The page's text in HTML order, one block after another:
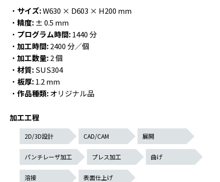
・ サイズ:W630 × D603 × H200 mm
・ 精度:± 0.5 mm
・ プログラム時間:1440 分
・ 加工時間:2400 分／個
・ 加工数量:2 個
・ 材質:SUS304
・ 板厚:1.2 mm
・ 作品種類:オリジナル品
加工工程
2D/3D設計 CAD/CAM 展開
パンチレーザ加工 プレス加工 曲げ
溶接 表面仕上げ